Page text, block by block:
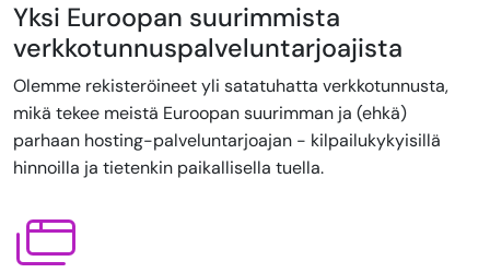
Yksi Euroopan suurimmista
verkkotunnuspalveluntarjoajista
Olemme rekisteröineet yli satatuhatta verkkotunnusta,
mikä tekee meistä Euroopan suurimman ja (ehkä)
parhaan hosting-palveluntarjoajan - kilpailukykyisillä
hinnoilla ja tietenkin paikallisella tuella.